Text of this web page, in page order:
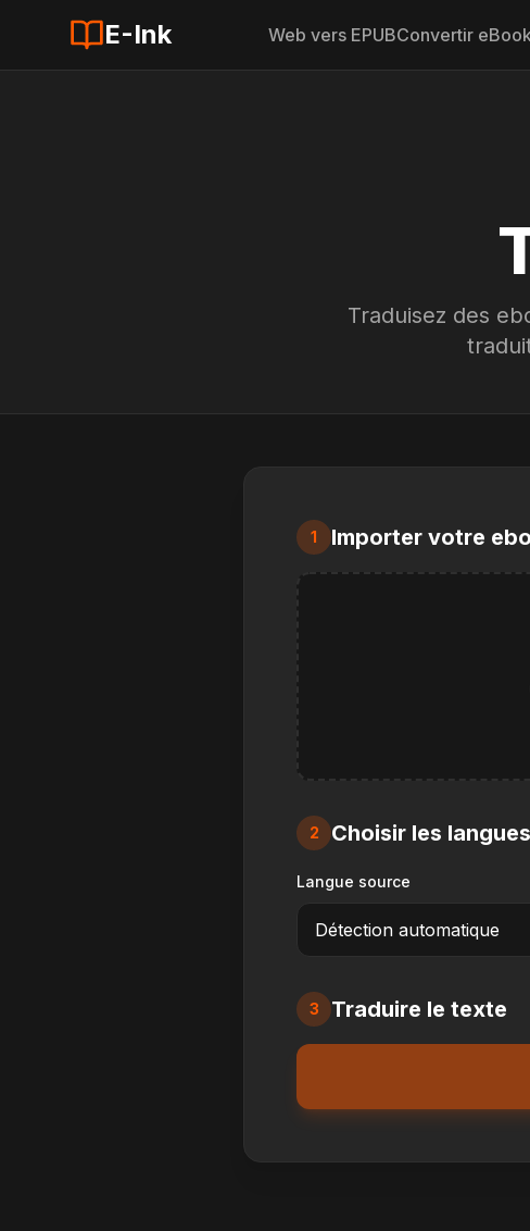
E-Ink Web vers EPUBConvertir
Traduisez des
1 Importer votre
2 Choisir les
Langue source
Détection automatique
3 Traduire le texte